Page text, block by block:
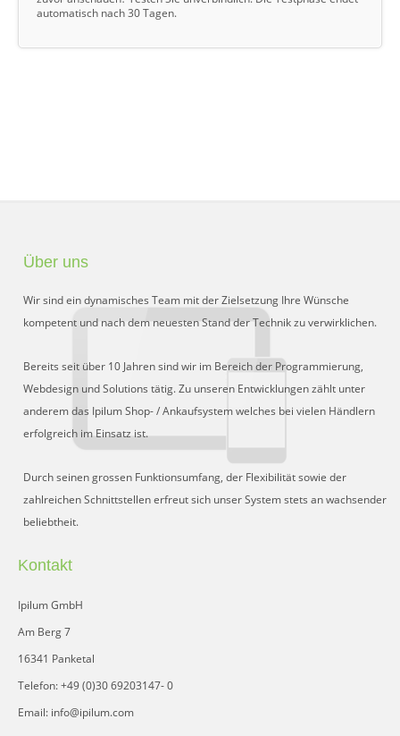
automatisch nach 30 Tagen.
Über uns
Wir sind ein dynamisches Team mit der Zielsetzung Ihre Wünsche
kompetent und nach dem neuesten Stand der Technik zu verwirklichen.
Bereits seit über 10 Jahren sind wir im Bereich der Programmierung,
Webdesign und Solutions tätig. Zu unseren Entwicklungen zählt unter
anderem das Ipilum Shop- / Ankaufsystem welches bei vielen Händlern
erfolgreich im Einsatz ist.
Durch seinen grossen Funktionsumfang, der Flexibilität sowie der
zahlreichen Schnittstellen erfreut sich unser System stets an wachsender
beliebtheit.
Kontakt
Ipilum GmbH
Am Berg 7
16341 Panketal
Telefon: +49 (0)30 69203147- 0
Email: info@ipilum.com